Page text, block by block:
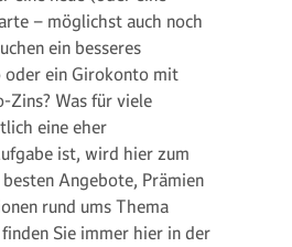
– möglichst auch noch
ein besseres
oder ein Girokonto mit
Zins? Was für viele
eine eher
ist, wird hier zum
Angebote, Prämien
rund ums Thema
Sie immer hier in der